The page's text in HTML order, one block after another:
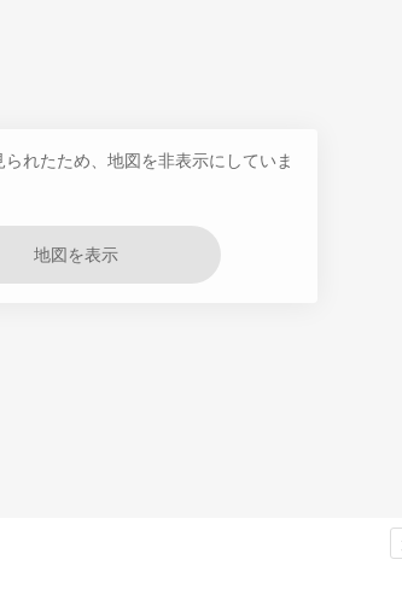
れたため、地図を非表示にしていま
地図を表示